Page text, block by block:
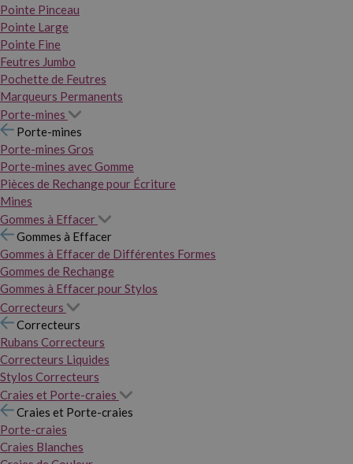
Pointe Pinceau
Pointe Large
Pointe Fine
Feutres Jumbo
Pochette de Feutres
Marqueurs Permanents
Porte-mines
Porte-mines
Porte-mines Gros
Porte-mines avec Gomme
Pièces de Rechange pour Écriture
Mines
Gommes à Effacer
Gommes à Effacer
Gommes à Effacer de Différentes Formes
Gommes de Rechange
Gommes à Effacer pour Stylos
Correcteurs
Correcteurs
Rubans Correcteurs
Correcteurs Liquides
Stylos Correcteurs
Craies et Porte-craies
Craies et Porte-craies
Porte-craies
Craies Blanches